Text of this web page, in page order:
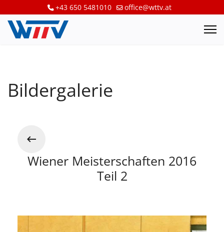
+43 650 5481010 office@wttv.at
Bildergalerie
Wiener Meisterschaften 2016
Teil 2